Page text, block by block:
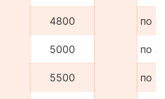
4800 по
5000 по
5500 по